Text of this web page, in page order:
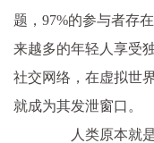
题，97%的参与者存
来越多的年轻人享受
社交网络，在虚拟世
就成为其发泄窗口。
人类原本就是